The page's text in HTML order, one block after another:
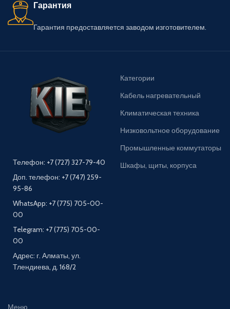
Гарантия
Гарантия предоставляется заводом изготовителем.
Телефон: +7 (727) 327-79-40
Доп. телефон: +7 (747) 259-
95-86
WhatsApp: +7 (775) 705-00-
00
Telegram: +7 (775) 705-00-
00
Адрес: г. Алматы, ул.
Тлендиева, д. 168/2
Категории
Кабель нагревательный
Климатическая техника
Низковольтное оборудование
Промышленные коммутаторы
Шкафы, щиты, корпуса